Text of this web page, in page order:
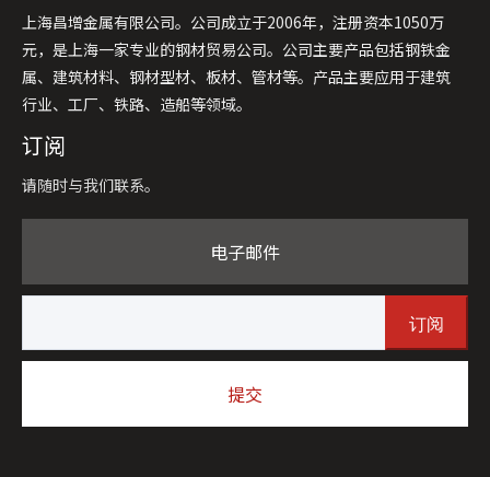
上海昌增金属有限公司。公司成立于2006年，注册资本1050万
元，是上海一家专业的钢材贸易公司。公司主要产品包括钢铁金
属、建筑材料、钢材型材、板材、管材等。产品主要应用于建筑
行业、工厂、铁路、造船等领域。
订阅
请随时与我们联系。
电子邮件
订阅
提交